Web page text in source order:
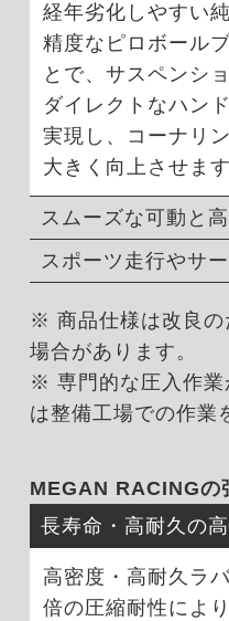
経年劣化しやすい
精度なピロボール
とで、サスペンシ
ダイレクトなハン
実現し、コーナリ
大きく向上させます
スムーズな可動と
スポーツ走行やサ
※ 商品仕様は改良の
場合があります。
※ 専門的な圧入作業
は整備工場での作業
MEGAN RACINGの
長寿命・高耐久の
高密度・高耐久ラ
倍の圧縮耐性によ